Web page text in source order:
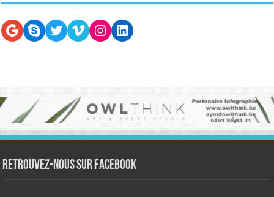
Google
SkypeTwitter
VimeoInstagram
LinkedIn
Retrouvez-nous sur Facebook